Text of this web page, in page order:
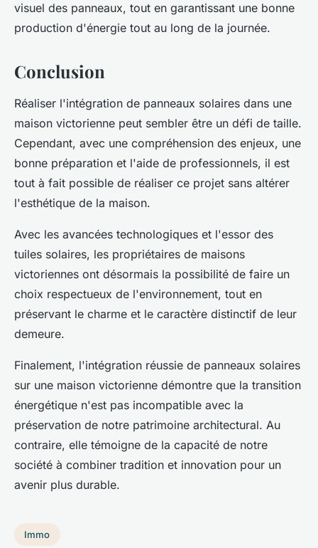
visuel des panneaux, tout en garantissant une bonne
production d'énergie tout au long de la journée.
Conclusion
Réaliser l'intégration de panneaux solaires dans une
maison victorienne peut sembler être un défi de taille.
Cependant, avec une compréhension des enjeux, une
bonne préparation et l'aide de professionnels, il est
tout à fait possible de réaliser ce projet sans altérer
l'esthétique de la maison.
Avec les avancées technologiques et l'essor des
tuiles solaires, les propriétaires de maisons
victoriennes ont désormais la possibilité de faire un
choix respectueux de l'environnement, tout en
préservant le charme et le caractère distinctif de leur
demeure.
Finalement, l'intégration réussie de panneaux solaires
sur une maison victorienne démontre que la transition
énergétique n'est pas incompatible avec la
préservation de notre patrimoine architectural. Au
contraire, elle témoigne de la capacité de notre
société à combiner tradition et innovation pour un
avenir plus durable.
Immo